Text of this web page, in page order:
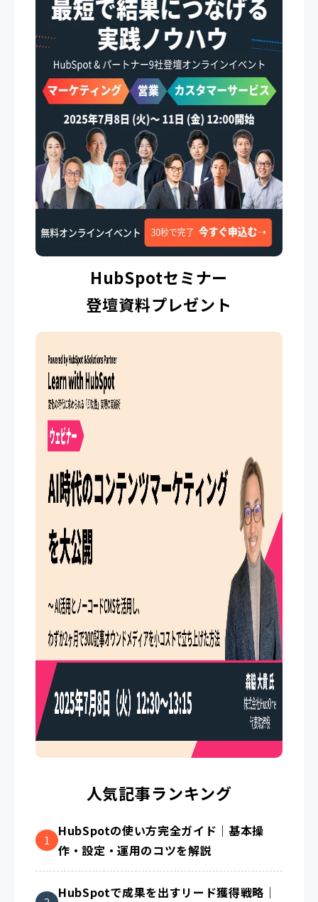
HubSpotセミナー
登壇資料プレゼント
人気記事ランキング
HubSpotの使い方完全ガイド｜基本操
作・設定・運用のコツを解説
HubSpotで成果を出すリード獲得戦略｜